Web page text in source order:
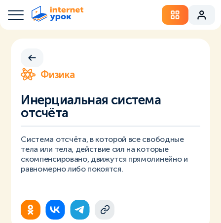
Физика
Инерциальная система
отсчёта
Система отсчёта, в которой все свободные
тела или тела, действие сил на которые
скомпенсировано, движутся прямолинейно и
равномерно либо покоятся.